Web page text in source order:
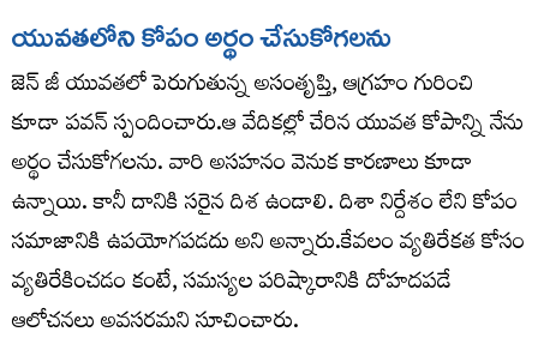
యువతలోని కోపం అర్థం చేసుకోగలను
జెన్ జీ యువతలో పెరుగుతున్న అసంతృప్తి, ఆగ్రహం గురించి
కూడా పవన్ స్పందించారు.ఆ వేదికల్లో చేరిన యువత కోపాన్ని నేను
అర్థం చేసుకోగలను. వారి అసహనం వెనుక కారణాలు కూడా
ఉన్నాయి. కానీ దానికి సరైన దిశ ఉండాలి. దిశా నిర్దేశం లేని కోపం
సమాజానికి ఉపయోగపడదు అని అన్నారు.కేవలం వ్యతిరేకత కోసం
వ్యతిరేకించడం కంటే, సమస్యల పరిష్కారానికి దోహదపడే
ఆలోచనలు అవసరమని సూచించారు.